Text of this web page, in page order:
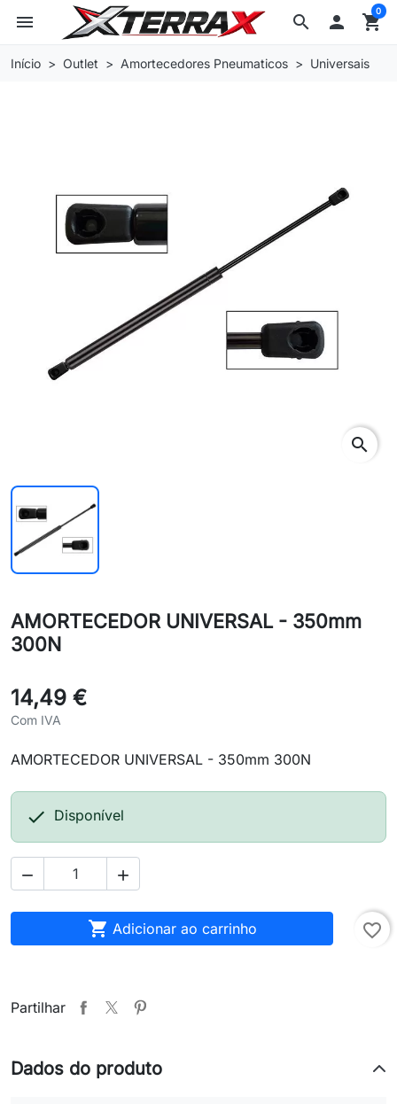
search
menu  shopping_cart
0
Início Outlet Amortecedores Pneumaticos Universais
search
AMORTECEDOR UNIVERSAL - 350mm
300N
14,49 €
Com IVA
AMORTECEDOR UNIVERSAL - 350mm 300N
 Disponível
 
 Adicionar ao carrinho favorite_border
Partilhar
Dados do produto